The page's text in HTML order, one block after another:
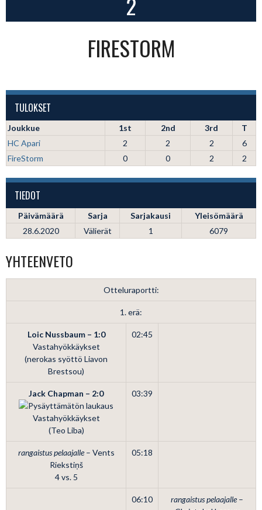
FIRESTORM
TULOKSET
Joukkue 1st 2nd 3rd
T
HC Apari
2 2 2
6
FireStorm
0 0 2 2
TIEDOT
Päivämäärä Sarja Sarjakausi
Yleisömäärä
28.6.2020
Välierät 1 6079
YHTEENVETO
Otteluraportti:
1. erä:
Loic Nussbaum – 1:0
Vastahyökkäykset
(nerokas syöttö Liavon
Brestsou)
02:45
Jack Chapman – 2:0
Vastahyökkäykset
(Teo Liba)
03:39
rangaistus pelaajalle– Vents
Riekstiņš
4 vs. 5
05:18
06:10 rangaistus pelaajalle–